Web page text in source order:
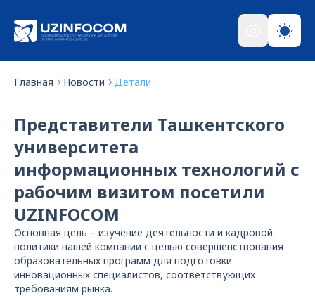
Главная Новости Детали
Представители Ташкентского
университета
информационных технологий с
рабочим визитом посетили
UZINFOCOM
Основная цель – изучение деятельности и кадровой
политики нашей компании с целью совершенствования
образовательных программ для подготовки
инновационных специалистов, соответствующих
требованиям рынка.